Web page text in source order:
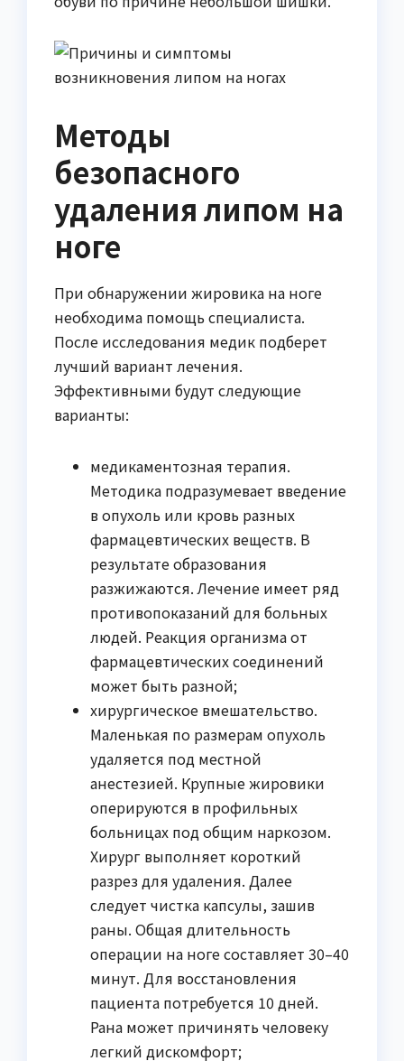
Методы
безопасного
удаления липом на
ноге
При обнаружении жировика на ноге
необходима помощь специалиста.
После исследования медик подберет
лучший вариант лечения.
Эффективными будут следующие
варианты:
медикаментозная терапия.
Методика подразумевает введение
в опухоль или кровь разных
фармацевтических веществ. В
результате образования
разжижаются. Лечение имеет ряд
противопоказаний для больных
людей. Реакция организма от
фармацевтических соединений
может быть разной;
хирургическое вмешательство.
Маленькая по размерам опухоль
удаляется под местной
анестезией. Крупные жировики
оперируются в профильных
больницах под общим наркозом.
Хирург выполняет короткий
разрез для удаления. Далее
следует чистка капсулы, зашив
раны. Общая длительность
операции на ноге составляет 30–40
минут. Для восстановления
пациента потребуется 10 дней.
Рана может причинять человеку
легкий дискомфорт;